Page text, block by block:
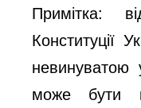
Примітка:
Конституції
невинуватою
може бути